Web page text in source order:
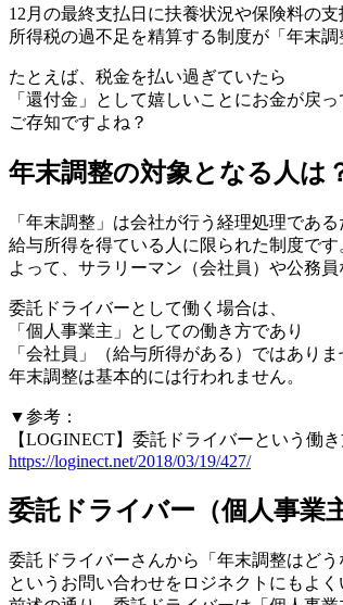
12月の最終支払日に扶養状況や保険料の
所得税の過不足を精算する制度が「年末調
たとえば、税金を払い過ぎていたら
「還付金」として嬉しいことにお金が戻
ご存知ですよね？
年末調整の対象となる人は
「年末調整」は会社が行う経理処理である
給与所得を得ている人に限られた制度です
よって、サラリーマン（会社員）や公務員
委託ドライバーとして働く場合は、
「個人事業主」としての働き方であり
「会社員」（給与所得がある）ではありま
年末調整は基本的には行われません。
▼参考：
【LOGINECT】委託ドライバーという働
https://loginect.net/2018/03/19/427/
委託ドライバー（個人事業
委託ドライバーさんから「年末調整はどう
というお問い合わせをロジネクトにもよく